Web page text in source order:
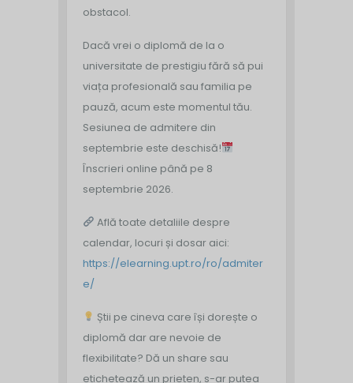
obstacol.
Dacă vrei o diplomă de la o
universitate de prestigiu fără să pui
viața profesională sau familia pe
pauză, acum este momentul tău.
Sesiunea de admitere din
septembrie este deschisă!
Înscrieri online până pe 8
septembrie 2026.
Află toate detaliile despre
calendar, locuri și dosar aici:
https://elearning.upt.ro/ro/admiter
e/
Știi pe cineva care își dorește o
diplomă dar are nevoie de
flexibilitate? Dă un share sau
etichetează un prieten, s-ar putea